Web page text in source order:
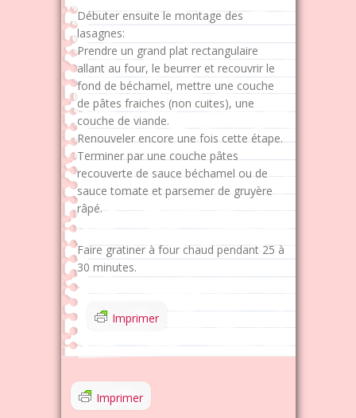
Débuter ensuite le montage des
lasagnes:
Prendre un grand plat rectangulaire
allant au four, le beurrer et recouvrir le
fond de béchamel, mettre une couche
de pâtes fraiches (non cuites), une
couche de viande.
Renouveler encore une fois cette étape.
Terminer par une couche pâtes
recouverte de sauce béchamel ou de
sauce tomate et parsemer de gruyère
râpé.
Faire gratiner à four chaud pendant 25 à
30 minutes.
Imprimer
Imprimer